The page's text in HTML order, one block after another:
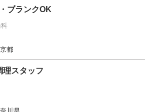
ブランクOK
都
理スタッフ